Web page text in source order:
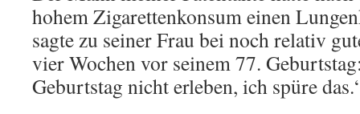
hohem Zigarettenkonsum einen
sagte zu seiner Frau bei noch relativ
vier Wochen vor seinem 77.
Geburtstag nicht erleben, ich spüre